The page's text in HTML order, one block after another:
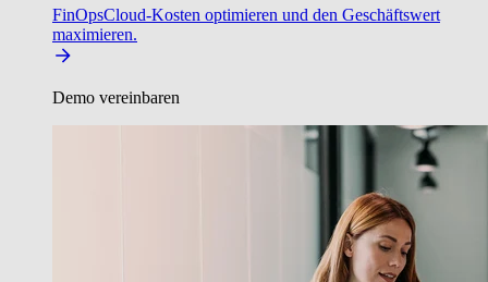
FinOpsCloud-Kosten optimieren und den Geschäftswert
maximieren.
Demo vereinbaren